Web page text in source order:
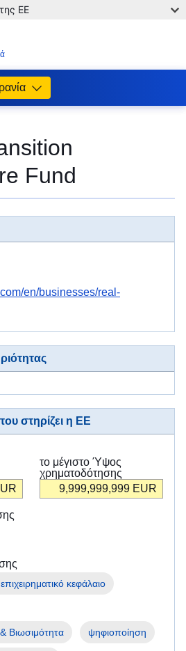
ΕΕ
Україні
Інформація
від
Україні
можете
допомогти
Iнформація
бізнесу
Παροχή
στην
Πληροφορίες
Fund
en/businesses/real-
στηρίζει η ΕΕ
το μέγιστο Ύψος
χρηματοδότησης
9,999,999,999 EUR
κεφάλαιο
Βιωσιμότητα ψηφιοποίηση